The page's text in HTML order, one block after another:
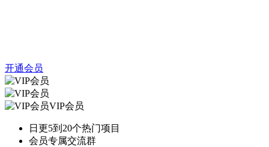
开通会员
VIP会员
日更5到20个热门项目
会员专属交流群